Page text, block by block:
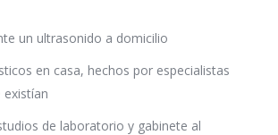
un ultrasonido a domicilio
en casa, hechos por especialistas
existían
de laboratorio y gabinete al